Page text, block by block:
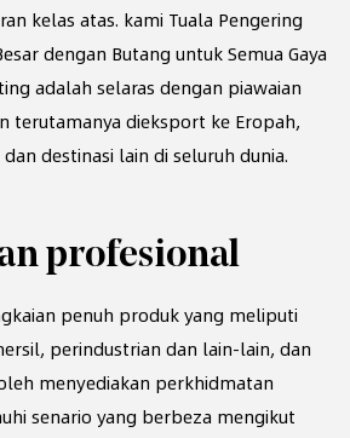
kelas atas. kami Tuala Pengering
dengan Butang untuk Semua Gaya
adalah selaras dengan piawaian
terutamanya dieksport ke Eropah,
destinasi lain di seluruh dunia.
profesional
penuh produk yang meliputi
perindustrian dan lain-lain, dan
menyediakan perkhidmatan
senario yang berbeza mengikut